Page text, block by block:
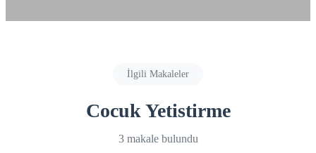
İlgili Makaleler
Cocuk Yetistirme
3 makale bulundu